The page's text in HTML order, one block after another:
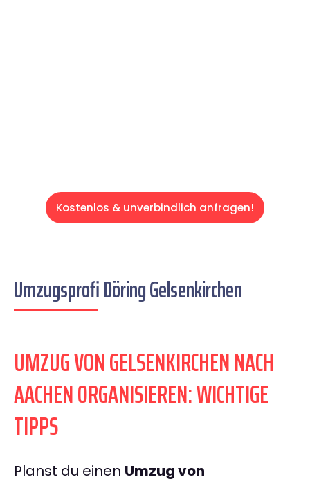
Kostenlos & unverbindlich anfragen!
Umzugsprofi Döring Gelsenkirchen
UMZUG VON GELSENKIRCHEN NACH
AACHEN ORGANISIEREN: WICHTIGE
TIPPS
Planst du einen Umzug von